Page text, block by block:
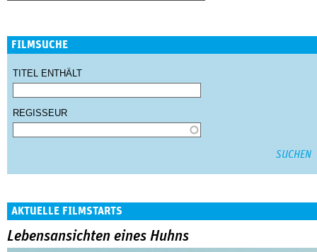
FILMSUCHE
TITEL ENTHÄLT
REGISSEUR
AKTUELLE FILMSTARTS
Lebensansichten eines Huhns